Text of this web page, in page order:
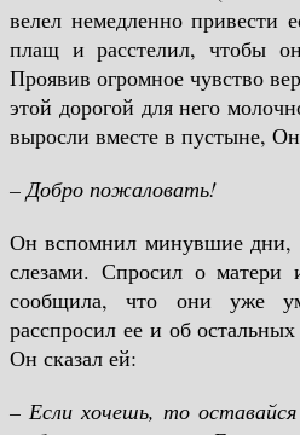
велел немедленно
плащ и расстелил, чтобы
Проявив огромное чувство
этой дорогой для него
выросли вместе в пустыне, Он
– Добро пожаловать!
Он вспомнил минувшие дни,
слезами. Спросил о
сообщила, что они уже
расспросил ее и об
Он сказал ей:
– Если хочешь, то